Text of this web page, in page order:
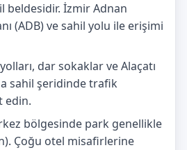
beldesidir. İzmir Adnan
(ADB) ve sahil yolu ile erişimi
dar sokaklar ve Alaçatı
sahil şeridinde trafik
edin.
bölgesinde park genellikle
Çoğu otel misafirlerine